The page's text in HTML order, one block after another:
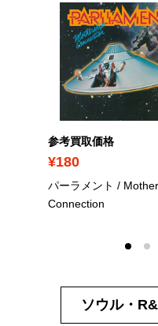
参考買取価格
¥180
パーラメント /
Connection
ソウル・